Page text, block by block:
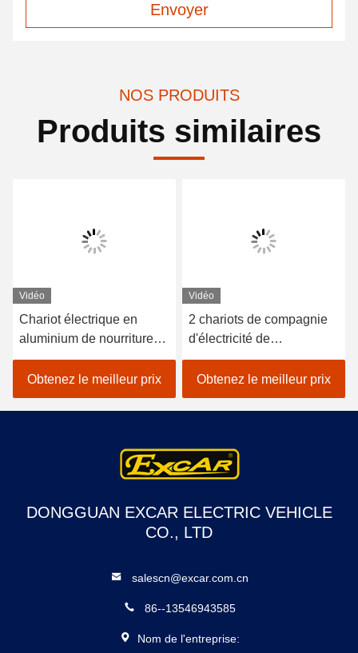
Envoyer
NOS PRODUITS
Produits similaires
Vidéo
Chariot électrique en
aluminium de nourriture
avec du CE de l'axe
3.7KW de l'Italie Graziano
Obtenez le meilleur prix
Vidéo
2 chariots de compagnie
d'électricité de
passager/chariot
électrique de nourriture
avec des batteries du
Trojan 48v
Obtenez le meilleur prix
DONGGUAN EXCAR ELECTRIC VEHICLE
CO., LTD
salescn@excar.com.cn
86--13546943585
Nom de l'entreprise: